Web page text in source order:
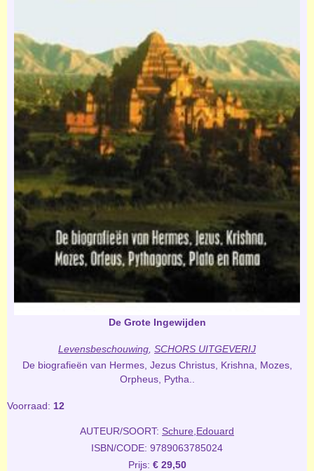
De Grote Ingewijden
Levensbeschouwing SCHORS UITGEVERIJ
De biografieën van Hermes, Jezus Christus, Krishna, Mozes,
Orpheus, Pytha..
Voorraad: 12
AUTEUR/SOORT: Schure,Edouard
ISBN/CODE: 9789063785024
Prijs: € 29,50